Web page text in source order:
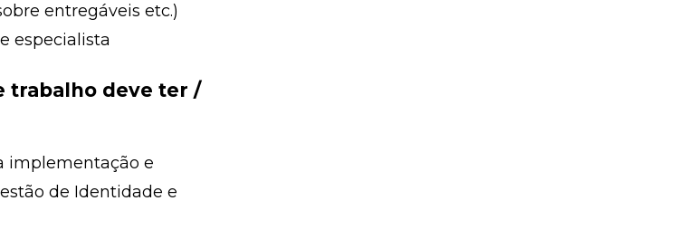
entregáveis etc.)
especialista
trabalho deve ter /
implementação e
de Identidade e